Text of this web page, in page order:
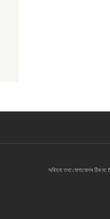
অৰিহনা তথা যোগাযোগৰ